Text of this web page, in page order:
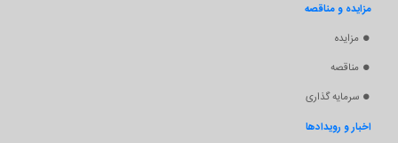
مزایده و مناقصه
مزایده
مناقصه
سرمایه گذاری
اخبار و رویدادها